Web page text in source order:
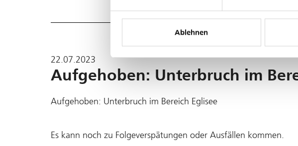
Ablehnen
22.07.2023
Aufgehoben: Unterbruch im
Aufgehoben: Unterbruch im Bereich Eglisee
Es kann noch zu Folgeverspätungen oder Ausfällen kommen.